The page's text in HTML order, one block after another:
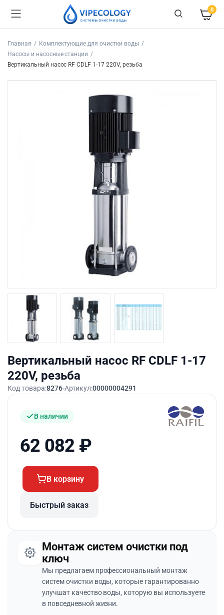
0
Главная
Комплектующие для очистки воды
Насосы и насосные станции
Вертикальный насос RF CDLF 1-17 220V, резьба
Вертикальный насос RF CDLF 1-17
220V, резьба
Код товара:8276 Артикул:00000004291
В наличии
62 082 ₽
В корзину
Быстрый заказ
Монтаж систем очистки под
ключ
Мы предлагаем профессиональный монтаж
систем очистки воды, которые гарантированно
улучшат качество воды, которую вы используете
в повседневной жизни.